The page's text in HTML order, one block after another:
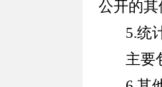
公开的
5.统
主要